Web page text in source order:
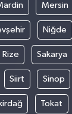
Mersin
Niğde
Rize Sakarya
Siirt Sinop
Tokat